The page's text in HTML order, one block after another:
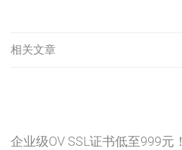
相关文章
企业级OV SSL证书低至999元！